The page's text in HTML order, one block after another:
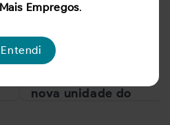
nova unidade do
Empregos.
Entendi